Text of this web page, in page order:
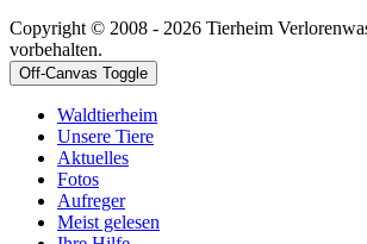
Copyright © 2008 - 2026 Tierheim
vorbehalten.
Off-Canvas Toggle
Waldtierheim
Unsere Tiere
Aktuelles
Fotos
Aufreger
Meist gelesen